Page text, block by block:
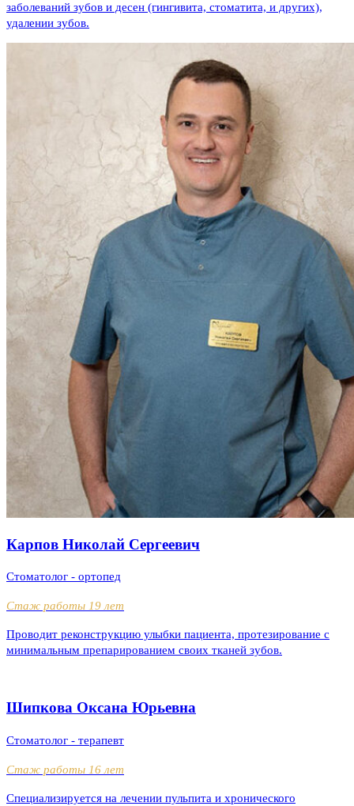
заболеваний зубов и десен (гингивита, стоматита, и других),
удалении зубов.
Карпов Николай Сергеевич
Стоматолог - ортопед
Стаж работы 19 лет
Проводит реконструкцию улыбки пациента, протезирование с
минимальным препарированием своих тканей зубов.
Шипкова Оксана Юрьевна
Стоматолог - терапевт
Стаж работы 16 лет
Специализируется на лечении пульпита и хронического